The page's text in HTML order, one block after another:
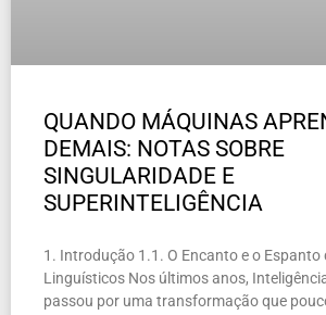
QUANDO MÁQUINAS
DEMAIS: NOTAS SOBRE
SINGULARIDADE E
SUPERINTELIGÊNCIA
1. Introdução 1.1. O Encanto e o Espanto
Linguísticos Nos últimos anos,
passou por uma transformação que